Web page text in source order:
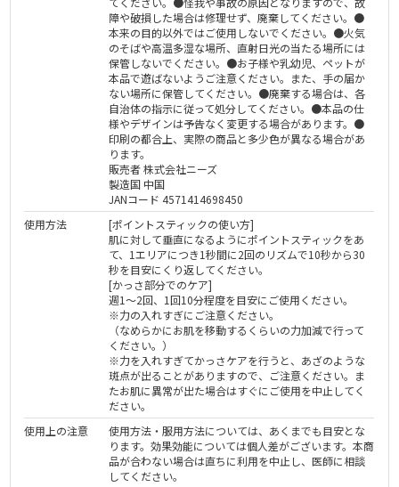
障や破損した場合は修理せず、廃棄してください。●
本来の目的以外ではご使用しないでください。●火気
のそばや高温多湿な場所、直射日光の当たる場所には
保管しないでください。●お子様や乳幼児、ペットが
本品で遊ばないようご注意ください。また、手の届か
ない場所に保管してください。●廃棄する場合は、各
自治体の指示に従って処分してください。●本品の仕
様やデザインは予告なく変更する場合があります。●
印刷の都合上、実際の商品と多少色が異なる場合があ
ります。
販売者 株式会社ニーズ
製造国 中国
JANコード 4571414698450
使用方法
[ポイントスティックの使い方]
肌に対して垂直になるようにポイントスティックをあ
て、1エリアにつき1秒間に2回のリズムで10秒から30
秒を目安にくり返してください。
[かっさ部分でのケア]
週1～2回、1回10分程度を目安にご使用ください。
※力の入れすぎにご注意ください。
（なめらかにお肌を移動するくらいの力加減で行って
ください。）
※力を入れすぎてかっさケアを行うと、あざのような
斑点が出ることがありますので、ご注意ください。ま
たお肌に異常が出た場合はすぐにご使用を中止してく
ださい。
使用上の注意
使用方法・服用方法については、あくまでも目安とな
ります。効果効能については個人差がございます。本商
品が合わない場合は直ちに利用を中止し、医師に相談
してください。